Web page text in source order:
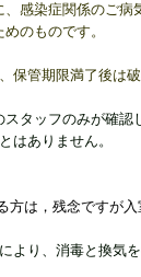
感染症関係のご病
めのものです。
管期限満了後は破
タッフのみが確認
はありません。
は，残念ですが入
より、消毒と 換気